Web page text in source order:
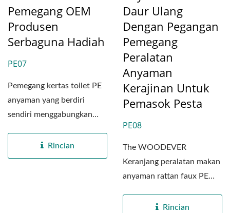
Pemegang OEM
Produsen
Serbaguna Hadiah
PE07
Pemegang kertas toilet PE
anyaman yang berdiri
sendiri menggabungkan
keanggunan...Rincian
Daur Ulang
Dengan Pegangan
Pemegang
Peralatan
Anyaman
Kerajinan Untuk
Pemasok Pesta
PE08
The WOODEVER
Keranjang peralatan makan
anyaman rattan faux PE
menggabungkan kerajinan...
Rincian